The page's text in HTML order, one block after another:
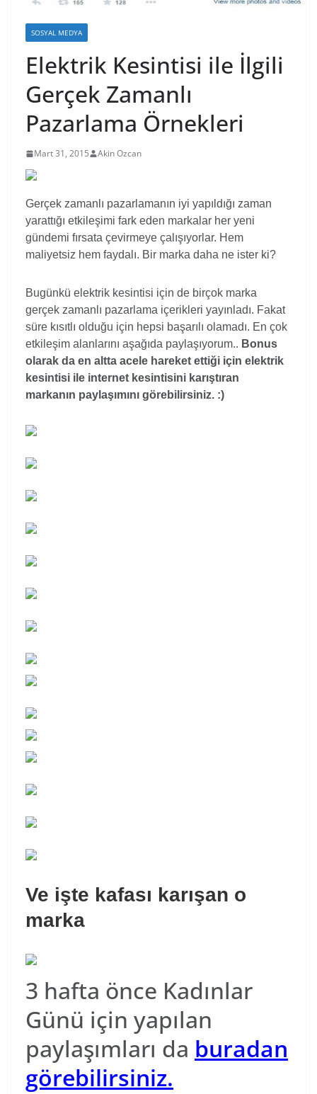
SOSYAL MEDYA
Elektrik Kesintisi ile İlgili
Gerçek Zamanlı
Pazarlama Örnekleri
Mart 31, 2015 Akin Ozcan
Gerçek zamanlı pazarlamanın iyi yapıldığı zaman
yarattığı etkileşimi fark eden markalar her yeni
gündemi fırsata çevirmeye çalışıyorlar. Hem
maliyetsiz hem faydalı. Bir marka daha ne ister ki?
Bugünkü elektrik kesintisi için de birçok marka
gerçek zamanlı pazarlama içerikleri yayınladı. Fakat
süre kısıtlı olduğu için hepsi başarılı olamadı. En çok
etkileşim alanlarını aşağıda paylaşıyorum.. Bonus
olarak da en altta acele hareket ettiği için elektrik
kesintisi ile internet kesintisini karıştıran
markanın paylaşımını görebilirsiniz. :)
Ve işte kafası karışan o
marka
3 hafta önce Kadınlar
Günü için yapılan
paylaşımları da buradan
görebilirsiniz.